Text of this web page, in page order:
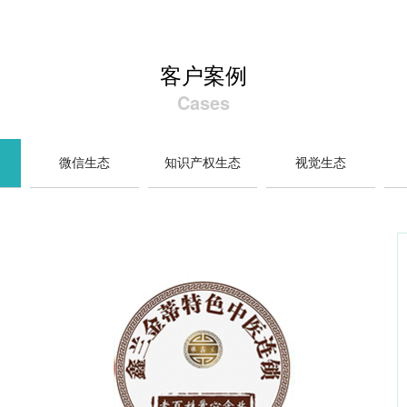
微信生态 知识产权生态 视觉生态
客户案例
Cases